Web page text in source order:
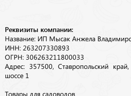
Реквизиты компании:
Название: ИП Мысак Анжела
ИНН: 263207330893
ОГРН: 306263211800033
Адрес: 357500, Ставропольский край,
шоссе 1
Товары для садоводов